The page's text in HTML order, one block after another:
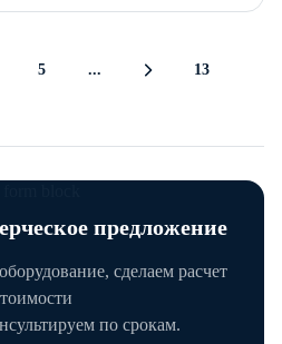
5 ... 13
предложение
сделаем расчет
по срокам.